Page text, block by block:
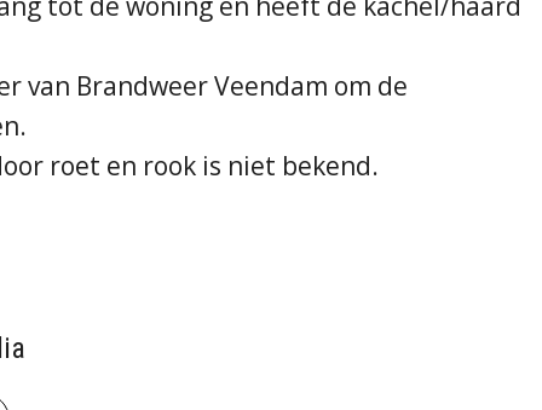
van Brandweer Veendam om de
roet en rook is niet bekend.